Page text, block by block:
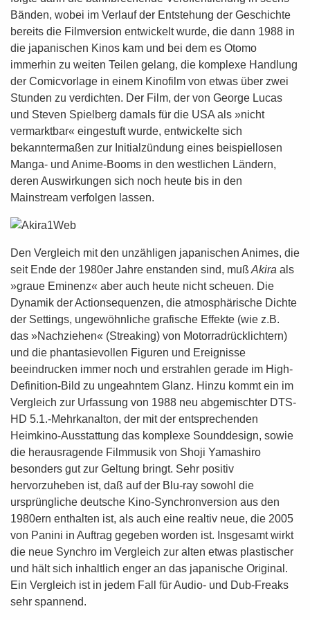
Bänden, wobei im Verlauf der Entstehung der Geschichte
bereits die Filmversion entwickelt wurde, die dann 1988 in
die japanischen Kinos kam und bei dem es Otomo
immerhin zu weiten Teilen gelang, die komplexe Handlung
der Comicvorlage in einem Kinofilm von etwas über zwei
Stunden zu verdichten. Der Film, der von George Lucas
und Steven Spielberg damals für die USA als »nicht
vermarktbar« eingestuft wurde, entwickelte sich
bekanntermaßen zur Initialzündung eines beispiellosen
Manga- und Anime-Booms in den westlichen Ländern,
deren Auswirkungen sich noch heute bis in den
Mainstream verfolgen lassen.
Den Vergleich mit den unzähligen japanischen Animes, die
seit Ende der 1980er Jahre enstanden sind, muß Akira als
»graue Eminenz« aber auch heute nicht scheuen. Die
Dynamik der Actionsequenzen, die atmosphärische Dichte
der Settings, ungewöhnliche grafische Effekte (wie z.B.
das »Nachziehen« (Streaking) von Motorradrücklichtern)
und die phantasievollen Figuren und Ereignisse
beeindrucken immer noch und erstrahlen gerade im High-
Definition-Bild zu ungeahntem Glanz. Hinzu kommt ein im
Vergleich zur Urfassung von 1988 neu abgemischter DTS-
HD 5.1.-Mehrkanalton, der mit der entsprechenden
Heimkino-Ausstattung das komplexe Sounddesign, sowie
die herausragende Filmmusik von Shoji Yamashiro
besonders gut zur Geltung bringt. Sehr positiv
hervorzuheben ist, daß auf der Blu-ray sowohl die
ursprüngliche deutsche Kino-Synchronversion aus den
1980ern enthalten ist, als auch eine realtiv neue, die 2005
von Panini in Auftrag gegeben worden ist. Insgesamt wirkt
die neue Synchro im Vergleich zur alten etwas plastischer
und hält sich inhaltlich enger an das japanische Original.
Ein Vergleich ist in jedem Fall für Audio- und Dub-Freaks
sehr spannend.